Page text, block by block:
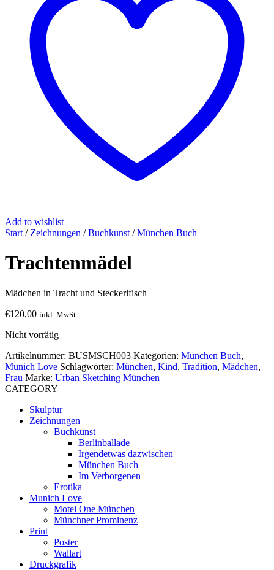
Add to wishlist
Start / Zeichnungen / Buchkunst / München Buch
Trachtenmädel
Mädchen in Tracht und Steckerlfisch
€120,00 inkl. MwSt.
Nicht vorrätig
Artikelnummer: BUSMSCH003 Kategorien: München Buch,
Munich Love Schlagwörter: München, Kind, Tradition, Mädchen,
Frau Marke: Urban Sketching München
CATEGORY
Skulptur
Zeichnungen
Buchkunst
Berlinballade
Irgendetwas dazwischen
München Buch
Im Verborgenen
Erotika
Munich Love
Motel One München
Münchner Prominenz
Print
Poster
Wallart
Druckgrafik